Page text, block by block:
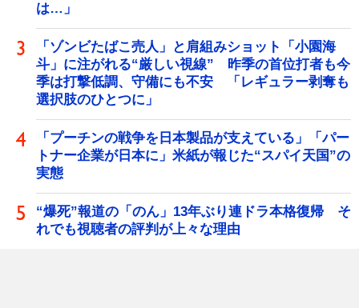
は…」
「ゾンビたばこ売人」と肩組みショット「小園海
斗」に注がれる“厳しい視線” 昨季の首位打者も今
季は打撃低調、守備にも不安 「レギュラー剥奪も
選択肢のひとつに」
「プーチンの戦争を日本製品が支えている」「パー
トナー企業が日本に」米紙が報じた“スパイ天国”の
実態
“爆死”報道の「のん」13年ぶり連ドラ本格復帰 そ
れでも視聴者の評判が上々な理由